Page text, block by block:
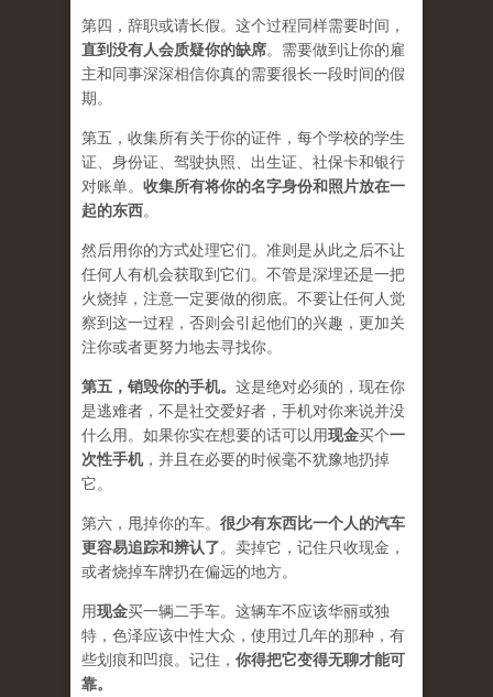
第四，辞职或请长假。这个过程同样需要时间，
直到没有人会质疑你的缺席。需要做到让你的雇
主和同事深深相信你真的需要很长一段时间的假
期。
第五，收集所有关于你的证件，每个学校的学生
证、身份证、驾驶执照、出生证、社保卡和银行
对账单。 收集所有将你的名字身份和照片放在一
起的东西。
然后用你的方式处理它们。准则是从此之后不让
任何人有机会获取到它们。不管是深埋还是一把
火烧掉，注意一定要做的彻底。不要让任何人觉
察到这一过程，否则会引起他们的兴趣，更加关
注你或者更努力地去寻找你。
第五， 销毁你的手机。 这是绝对必须的，现在你
是逃难者，不是社交爱好者，手机对你来说并没
什么用。如果你实在想要的话可以用现金买个一
次性手机，并且在必要的时候毫不犹豫地扔掉
它。
第六，甩掉你的车。 很少有东西比一个人的汽车
更容易追踪和辨认了。卖掉它，记住只收现金，
或者烧掉车牌扔在偏远的地方。
用现金买一辆二手车。这辆车不应该华丽或独
特，色泽应该中性大众，使用过几年的那种，有
些划痕和凹痕。记住， 你得把它变得无聊才能可
靠。